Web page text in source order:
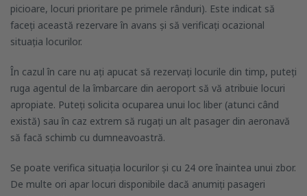
picioare, locuri prioritare pe primele rânduri). Este indicat să
faceți această rezervare în avans și să verificați ocazional
situația locurilor.
În cazul în care nu ați apucat să rezervați locurile din timp, puteți
ruga agentul de la îmbarcare din aeroport să vă atribuie locuri
apropiate. Puteți solicita ocuparea unui loc liber (atunci când
există) sau în caz extrem să rugați un alt pasager din aeronavă
să facă schimb cu dumneavoastră.
Se poate verifica situația locurilor și cu 24 ore înaintea unui zbor.
De multe ori apar locuri disponibile dacă anumiți pasageri